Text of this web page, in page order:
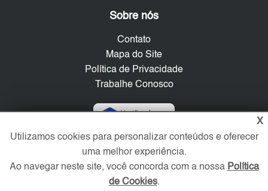
Sobre nós
Contato
Mapa do Site
Política de Privacidade
Trabalhe Conosco
Verificada por
Redes Sociais
X
Utilizamos cookies para personalizar conteúdos e oferecer
uma melhor experiência.
Ao navegar neste site, você concorda com a nossa Política
de Cookies.